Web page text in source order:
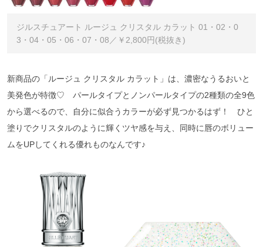
ジルスチュアート ルージュ クリスタル カラット 01・02・0
3・04・05・06・07・08／￥2,800円(税抜き)
新商品の「ルージュ クリスタル カラット」は、濃密なうるおいと
美発色が特徴♡ パールタイプとノンパールタイプの2種類の全9色
から選べるので、自分に似合うカラーが必ず見つかるはず！ ひと
塗りでクリスタルのように輝くツヤ感を与え、同時に唇のボリュー
ムをUPしてくれる優れものなんです♪